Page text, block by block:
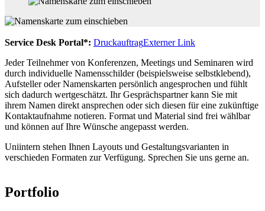
Service Desk Portal*: DruckauftragExterner Link
Jeder Teilnehmer von Konferenzen, Meetings und Seminaren wird
durch individuelle Namensschilder (beispielsweise selbstklebend),
Aufsteller oder Namenskarten persönlich angesprochen und fühlt
sich dadurch wertgeschätzt. Ihr Gesprächspartner kann Sie mit
ihrem Namen direkt ansprechen oder sich diesen für eine zukünftige
Kontaktaufnahme notieren. Format und Material sind frei wählbar
und können auf Ihre Wünsche angepasst werden.
Uniintern stehen Ihnen Layouts und Gestaltungsvarianten in
verschieden Formaten zur Verfügung. Sprechen Sie uns gerne an.
Portfolio